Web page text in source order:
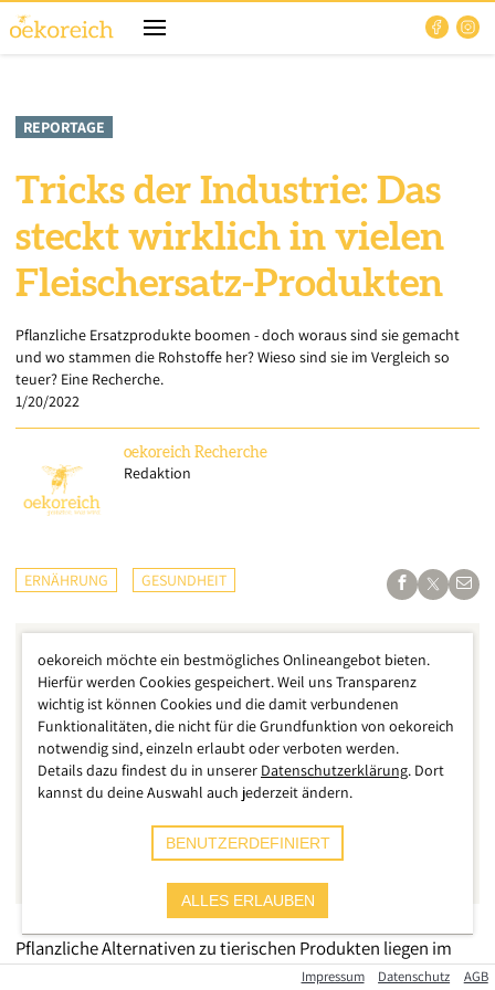
REPORTAGE
Tricks der Industrie: Das
steckt wirklich in vielen
Fleischersatz-Produkten
Pflanzliche Ersatzprodukte boomen - doch woraus sind sie gemacht
und wo stammen die Rohstoffe her? Wieso sind sie im Vergleich so
teuer? Eine Recherche.
1/20/2022
oekoreich Recherche
Redaktion
ERNÄHRUNG GESUNDHEIT
Pflanzliche Alternativen zu tierischen Produkten liegen im
Trend, sind jedoch meist sehr teuer. Viele Konsumenten
Impressum Datenschutz AGB
oekoreich möchte ein bestmögliches Onlineangebot bieten.
Hierfür werden Cookies gespeichert. Weil uns Transparenz
wichtig ist können Cookies und die damit verbundenen
Funktionalitäten, die nicht für die Grundfunktion von oekoreich
notwendig sind, einzeln erlaubt oder verboten werden.
Details dazu findest du in unserer Datenschutzerklärung. Dort
kannst du deine Auswahl auch jederzeit ändern.
BENUTZERDEFINIERT
ALLES ERLAUBEN